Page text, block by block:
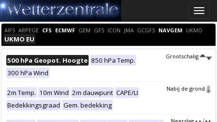
Toggle
AIFS ARPEGE CFS ECMWF GEM GFS ICON JMA GCGFS NAVGEM UKMO
UKMO EU
Grootschalig
500 hPa Geopot. Hoogte 850 hPa Temp.
300 hPa Wind
Nabij de grond
2m Temp. 10m Wind 2m dauwpunt CAPE/LI
Bedekkingsgraad Gem. bedekking